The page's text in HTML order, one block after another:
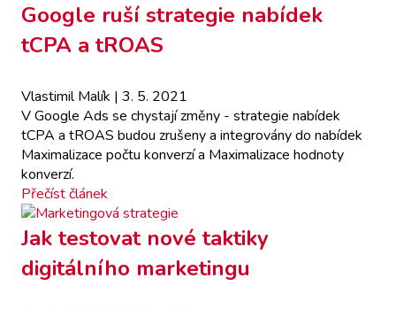
Google ruší strategie nabídek
tCPA a tROAS
Vlastimil Malík | 3. 5. 2021
V Google Ads se chystají změny - strategie nabídek
tCPA a tROAS budou zrušeny a integrovány do nabídek
Maximalizace počtu konverzí a Maximalizace hodnoty
konverzí.
Přečíst článek
Jak testovat nové taktiky
digitálního marketingu